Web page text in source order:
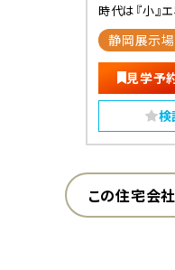
時代は『小』
静岡展示場
見学予
検
この住宅会